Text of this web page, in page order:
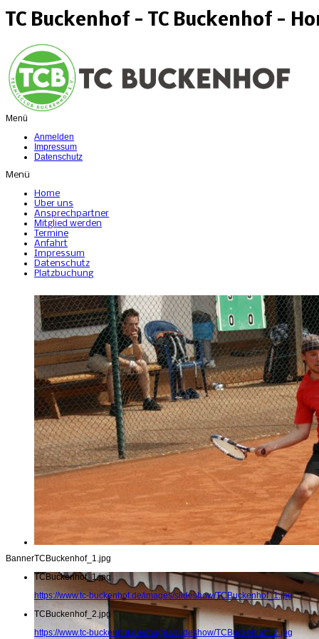
TC Buckenhof - TC Buckenhof -
Menü
Anmelden
Impressum
Datenschutz
Menü
Home
Über uns
Ansprechpartner
Mitglied werden
Termine
Anfahrt
Impressum
Datenschutz
Platzbuchung
TCBuckenhof_1.jpg
Banner
TCBuckenhof_1.jpg
https://www.tc-buckenhof.de/images/slideshow/TCBuckenhof_1.jpg
TCBuckenhof_2.jpg
https://www.tc-buckenhof.de/images/slideshow/TCBuckenhof_2.jpg